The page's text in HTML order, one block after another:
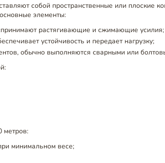
собой пространственные или плоские
элементы:
растягивающие и сжимающие усилия;
устойчивость и передает нагрузку;
обычно выполняются сварными или
метров:
минимальном весе;